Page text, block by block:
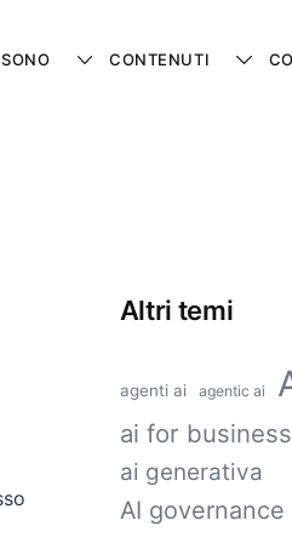
CONTENUTI
Altri temi
agenti ai agentic ai
ai for business
ai generativa
AI governance